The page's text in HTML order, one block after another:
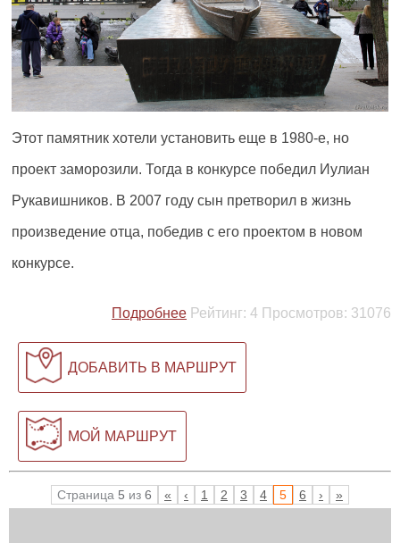
Этот памятник хотели установить еще в 1980-е, но
проект заморозили. Тогда в конкурсе победил Иулиан
Рукавишников. В 2007 году сын претворил в жизнь
произведение отца, победив с его проектом в новом
конкурсе.
Подробнее Рейтинг: 4 Просмотров: 31076
ДОБАВИТЬ В МАРШРУТ
МОЙ МАРШРУТ
Страница 5 из 6 « ‹ 1 2 3 4 5 6 › »